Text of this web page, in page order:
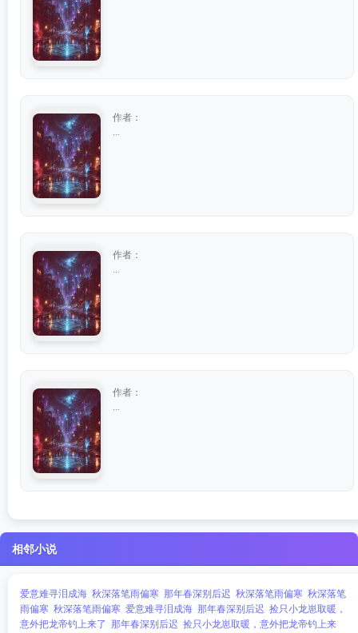
作者：
作者：
作者：
相邻小说
爱意难寻泪成海 秋深落笔雨偏寒 那年春深别后迟 秋深落笔雨偏寒 秋深落笔
雨偏寒 秋深落笔雨偏寒 爱意难寻泪成海 那年春深别后迟 捡只小龙崽取暖，
意外把龙帝钓上来了 那年春深别后迟 捡只小龙崽取暖，意外把龙帝钓上来